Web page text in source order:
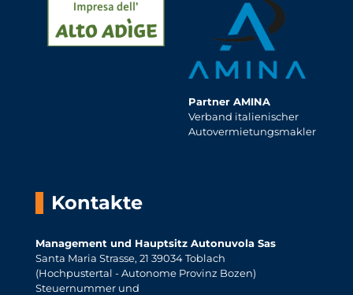
Partner AMINA
Verband italienischer
Autovermietungsmakler
Kontakte
Management und Hauptsitz Autonuvola Sas
Santa Maria Strasse, 21 39034 Toblach
(Hochpustertal - Autonome Provinz Bozen)
Steuernummer und